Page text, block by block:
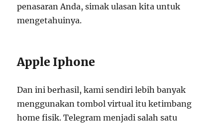
penasaran Anda, simak ulasan kita untuk
mengetahuinya.
Apple Iphone
Dan ini berhasil, kami sendiri lebih banyak
menggunakan tombol virtual itu ketimbang
home fisik. Telegram menjadi salah satu